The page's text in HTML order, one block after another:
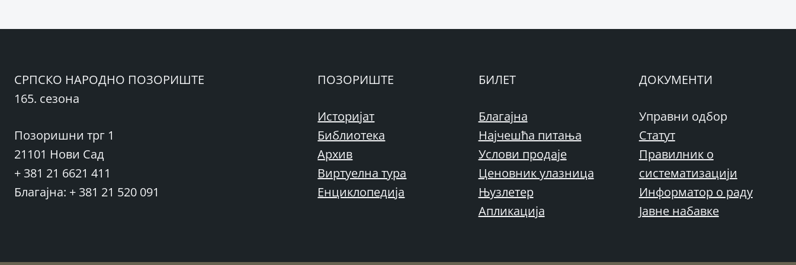
СРПСКО НАРОДНО ПОЗОРИШТЕ
165. сезона
Позоришни трг 1
21101 Нови Сад
+ 381 21 6621 411
Благајна: + 381 21 520 091
ПОЗОРИШТЕ
Историјат
Библиотека
Архив
Виртуелна тура
Енциклопедија
БИЛЕТ
Благајна
Најчешћа питања
Услови продаје
Ценовник улазница
Њузлетер
Апликација
ДОКУМЕНТИ
Управни одбор
Статут
Правилник о
систематизацији
Информатор о раду
Јавне набавке